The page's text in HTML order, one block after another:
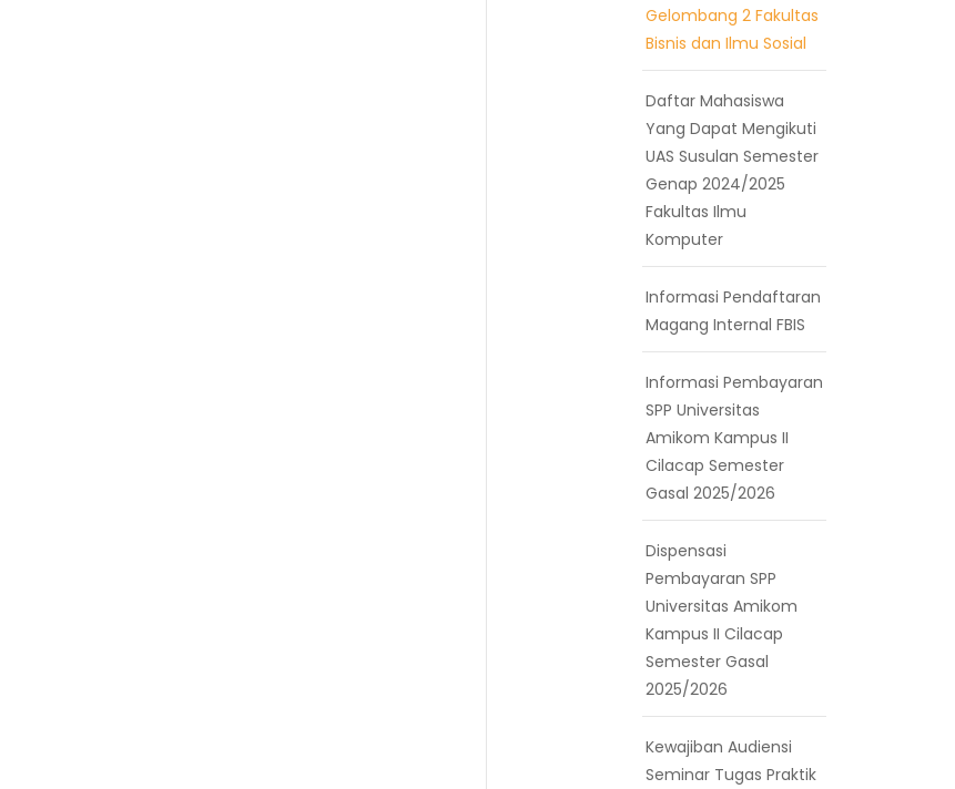
Gelombang 2 Fakultas
Bisnis dan Ilmu Sosial
Daftar Mahasiswa
Yang Dapat Mengikuti
UAS Susulan Semester
Genap 2024/2025
Fakultas Ilmu
Komputer
Informasi Pendaftaran
Magang Internal FBIS
Informasi Pembayaran
SPP Universitas
Amikom Kampus II
Cilacap Semester
Gasal 2025/2026
Dispensasi
Pembayaran SPP
Universitas Amikom
Kampus II Cilacap
Semester Gasal
2025/2026
Kewajiban Audiensi
Seminar Tugas Praktik